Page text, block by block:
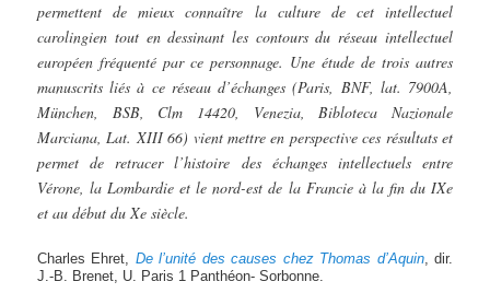
permettent de mieux connaître la culture de cet intellectuel
carolingien tout en dessinant les contours du réseau intellectuel
européen fréquenté par ce personnage. Une étude de trois autres
manuscrits liés à ce réseau d’échanges (Paris, BNF, lat. 7900A,
München, BSB, Clm 14420, Venezia, Bibloteca Nazionale
Marciana, Lat. XIII 66) vient mettre en perspective ces résultats et
permet de retracer l’histoire des échanges intellectuels entre
Vérone, la Lombardie et le nord-est de la Francie à la fin du IXe
et au début du Xe siècle.
Charles Ehret, De l’unité des causes chez Thomas d’Aquin, dir.
J.-B. Brenet, U. Paris 1 Panthéon- Sorbonne.